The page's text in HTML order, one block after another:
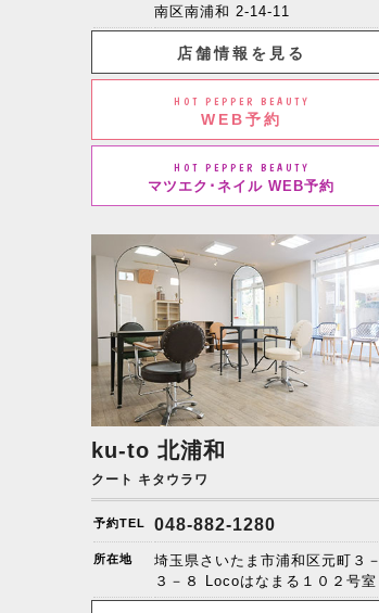
南区南浦和 2-14-11
店舗情報を見る
HOT PEPPER BEAUTY
WEB予約
HOT PEPPER BEAUTY
マツエク･ネイル WEB予約
ku-to 北浦和
クート キタウラワ
予約TEL 048-882-1280
所在地
埼玉県さいたま市浦和区元町３－
３－８ Locoはなまる１０２号室